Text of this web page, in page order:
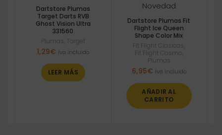
Dartstore Plumas
Target Darts RVB
Ghost Vision Ultra
331560
Plumas Target
1,29€ Iva incluido
LEER MÁS
Novedad
Dartstore Plumas Fit
Flight Ice Queen
Shape Color Mix
Fit Flight Clasicas
Fit Flight Cosmo
Plumas
6,95€ Iva incluido
AÑADIR AL
CARRITO